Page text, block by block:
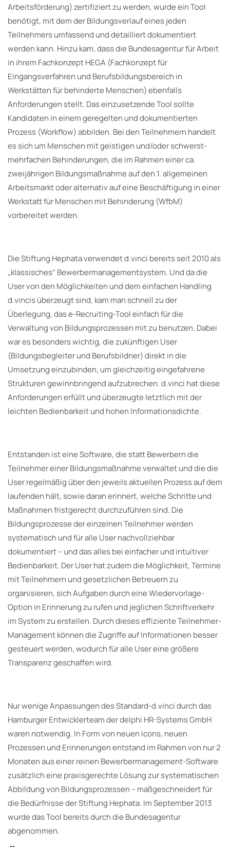
Arbeitsförderung) zertifiziert zu werden, wurde ein Tool
benötigt, mit dem der Bildungsverlauf eines jeden
Teilnehmers umfassend und detailliert dokumentiert
werden kann. Hinzu kam, dass die Bundesagentur für Arbeit
in ihrem Fachkonzept HEGA (Fachkonzept für
Eingangsverfahren und Berufsbildungsbereich in
Werkstätten für behinderte Menschen) ebenfalls
Anforderungen stellt. Das einzusetzende Tool sollte
Kandidaten in einem geregelten und dokumentierten
Prozess (Workflow) abbilden. Bei den Teilnehmern handelt
es sich um Menschen mit geistigen und/oder schwerst-
mehrfachen Behinderungen, die im Rahmen einer ca.
zweijährigen Bildungsmaßnahme auf den 1. allgemeinen
Arbeitsmarkt oder alternativ auf eine Beschäftigung in einer
Werkstatt für Menschen mit Behinderung (WfbM)
vorbereitet werden.
Die Stiftung Hephata verwendet d.vinci bereits seit 2010 als
„klassisches“ Bewerbermanagementsystem. Und da die
User von den Möglichkeiten und dem einfachen Handling
d.vincis überzeugt sind, kam man schnell zu der
Überlegung, das e-Recruiting-Tool einfach für die
Verwaltung von Bildungsprozessen mit zu benutzen. Dabei
war es besonders wichtig, die zukünftigen User
(Bildungsbegleiter und Berufsbildner) direkt in die
Umsetzung einzubinden, um gleichzeitig eingefahrene
Strukturen gewinnbringend aufzubrechen. d.vinci hat diese
Anforderungen erfüllt und überzeugte letztlich mit der
leichten Bedienbarkeit und hohen Informationsdichte.
Entstanden ist eine Software, die statt Bewerbern die
Teilnehmer einer Bildungsmaßnahme verwaltet und die die
User regelmäßig über den jeweils aktuellen Prozess auf dem
laufenden hält, sowie daran erinnert, welche Schritte und
Maßnahmen fristgerecht durchzuführen sind. Die
Bildungsprozesse der einzelnen Teilnehmer werden
systematisch und für alle User nachvollziehbar
dokumentiert – und das alles bei einfacher und intuitiver
Bedienbarkeit. Der User hat zudem die Möglichkeit, Termine
mit Teilnehmern und gesetzlichen Betreuern zu
organisieren, sich Aufgaben durch eine Wiedervorlage-
Option in Erinnerung zu rufen und jeglichen Schriftverkehr
im System zu erstellen. Durch dieses effiziente Teilnehmer-
Management können die Zugriffe auf Informationen besser
gesteuert werden, wodurch für alle User eine größere
Transparenz geschaffen wird.
Nur wenige Anpassungen des Standard-d.vinci durch das
Hamburger Entwicklerteam der delphi HR-Systems GmbH
waren notwendig. In Form von neuen Icons, neuen
Prozessen und Erinnerungen entstand im Rahmen von nur 2
Monaten aus einer reinen Bewerbermanagement-Software
zusätzlich eine praxisgerechte Lösung zur systematischen
Abbildung von Bildungsprozessen – maßgeschneidert für
die Bedürfnisse der Stiftung Hephata. Im September 2013
wurde das Tool bereits durch die Bundesagentur
abgenommen.